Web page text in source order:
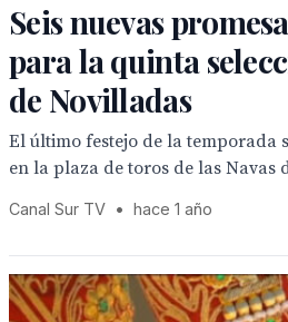
Seis nuevas
para la quinta
de Novilladas
El último festejo de la temporada
en la plaza de toros de las Navas
Canal Sur TV • hace 1 año